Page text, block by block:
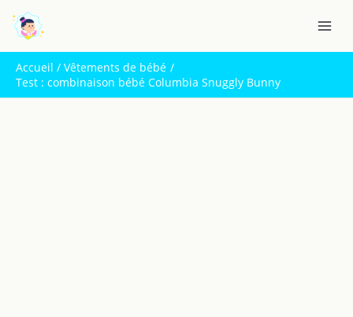
contenu
Accueil
Vêtements de bébé
Test : combinaison bébé Columbia Snuggly Bunny
e
c
h
e